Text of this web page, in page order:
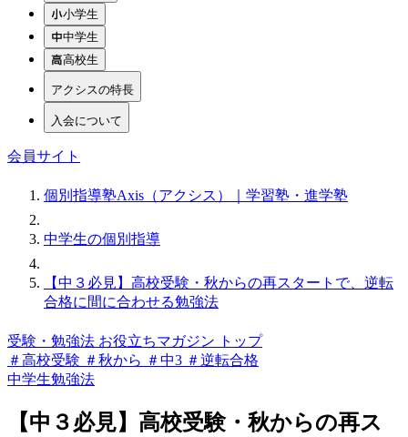
小学生
中学生
高校生
アクシスの特長
入会について
会員サイト
個別指導塾Axis（アクシス）｜学習塾・進学塾
中学生の個別指導
【中３必見】高校受験・秋からの再スタートで、逆転
合格に間に合わせる勉強法
受験・勉強法 お役立ちマガジン トップ
＃高校受験 ＃秋から ＃中3 ＃逆転合格
中学生勉強法
【中３必見】高校受験・秋からの再ス